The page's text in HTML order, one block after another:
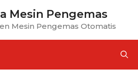
Mesin Pengemas
Mesin Pengemas Otomatis